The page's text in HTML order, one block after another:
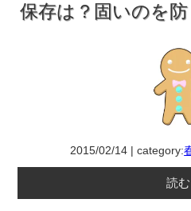
保存は？固いのを防
2015/02/14 | category:
読む